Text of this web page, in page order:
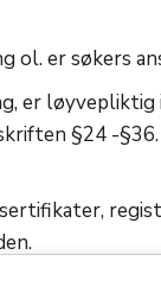
ol. er søkers
er
§24 -§36.